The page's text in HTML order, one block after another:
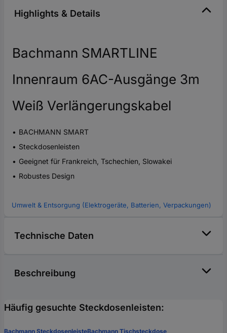
Highlights & Details
Bachmann SMARTLINE
Innenraum 6AC-Ausgänge 3m
Weiß Verlängerungskabel
BACHMANN SMART
Steckdosenleisten
Geeignet für Frankreich, Tschechien, Slowakei
Robustes Design
Umwelt & Entsorgung (Elektrogeräte, Batterien, Verpackungen)
Technische Daten
Beschreibung
Häufig gesuchte Steckdosenleisten:
Bachmann SteckdosenleisteBachmann Tischsteckdose